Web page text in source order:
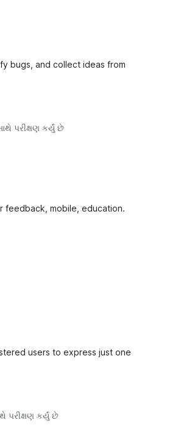
bugs, and collect ideas from
પરીક્ષણ કર્યું છે
feedback, mobile, education.
users to express just one
પરીક્ષણ કર્યું છે